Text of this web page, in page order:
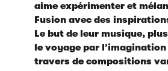
aime expérimenter et
Fusion avec des
Le but de leur musique,
le voyage par l’imagination
travers de compositions